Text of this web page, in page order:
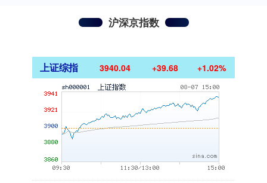
沪深京指数
上证综指 3940.04 +39.68 +1.02%